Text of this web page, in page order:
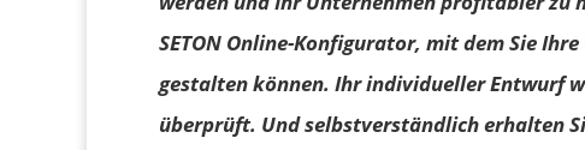
SETON Online-Konfigurator, mit dem Sie
gestalten können. Ihr individueller Entwurf
überprüft. Und selbstverständlich erhalten